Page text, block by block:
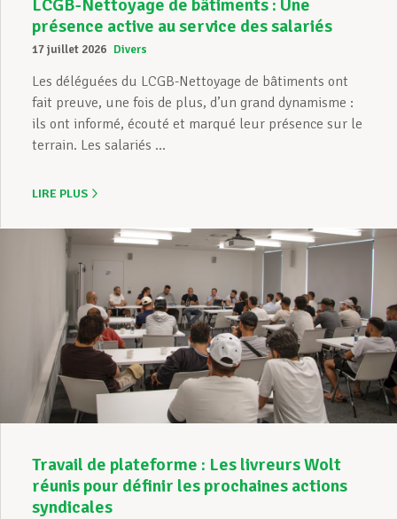
LCGB-Nettoyage de bâtiments : Une
présence active au service des salariés
17 juillet 2026 Divers
Les déléguées du LCGB-Nettoyage de bâtiments ont
fait preuve, une fois de plus, d’un grand dynamisme :
ils ont informé, écouté et marqué leur présence sur le
terrain. Les salariés ...
LIRE PLUS
Travail de plateforme : Les livreurs Wolt
réunis pour définir les prochaines actions
syndicales